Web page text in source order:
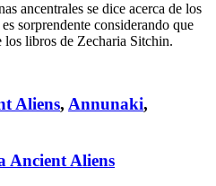
ancentrales se dice acerca de los
sorprendente considerando que
libros de Zecharia Sitchin.
Aliens, Annunaki,
Ancient Aliens